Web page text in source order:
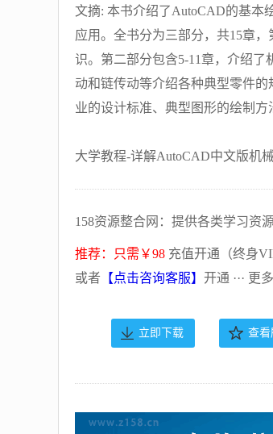
文摘: 本书介绍了AutoCAD的基本
应用。全书分为三部分，共15章
识。第二部分包含5-11章，介绍
动和链传动等介绍各种典型零件
业的设计标准、典型图形的绘制方
大学教程-详解AutoCAD中文版机
158资源整合网：提供各类学习资
推荐：只需￥98 充值开通（终身
或者 【点击咨询客服】 开通 ··· 更
立即下载 查看